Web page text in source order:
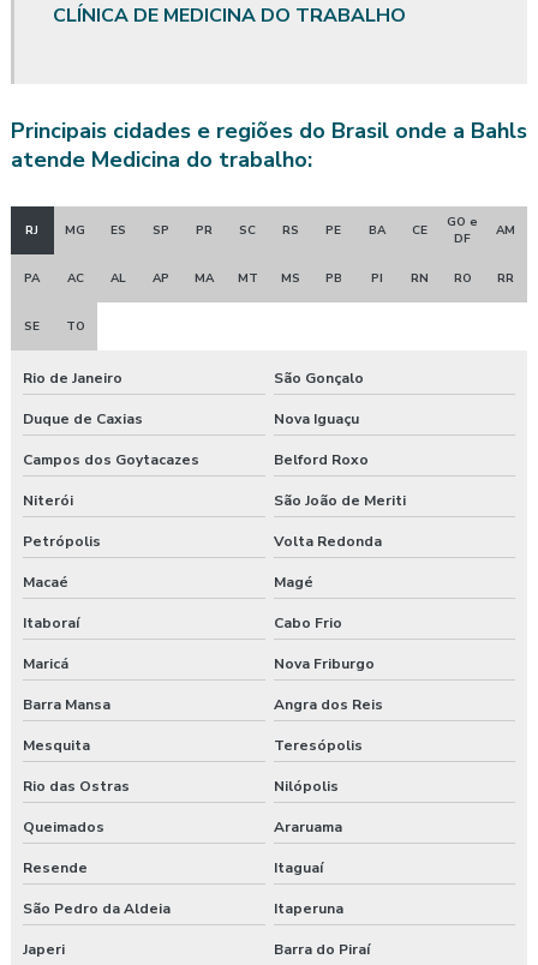
Avaliação quantitativa de riscos químicos
Avaliação quantitativa de vibração
Clínica exame admissional guarapuava
Clinica exame admissional em turvo
Clínica para fazer exame aso
Clínica de medicina do trabalho
Consultoria ambiental e segurança do trabalho
Consultoria empresarial paraná
Consultoria higiene ocupacional
Consultoria saúde e segurança do trabalho
Consultoria segurança do trabalho
Consultoria segurança do trabalho curitiba
CLÍNICA DE MEDICINA DO TRABALHO
Principais cidades e regiões do Brasil onde a Bahls
atende Medicina do trabalho:
RJ MG ES SP PR SC RS PE BA CE
GO e
DF
AM
PA AC AL AP MA MT MS PB PI RN RO RR
SE TO
Rio de Janeiro São Gonçalo
Duque de Caxias Nova Iguaçu
Campos dos Goytacazes Belford Roxo
Niterói São João de Meriti
Petrópolis Volta Redonda
Macaé Magé
Itaboraí Cabo Frio
Maricá Nova Friburgo
Barra Mansa Angra dos Reis
Mesquita Teresópolis
Rio das Ostras Nilópolis
Queimados Araruama
Resende Itaguaí
São Pedro da Aldeia Itaperuna
Japeri Barra do Piraí